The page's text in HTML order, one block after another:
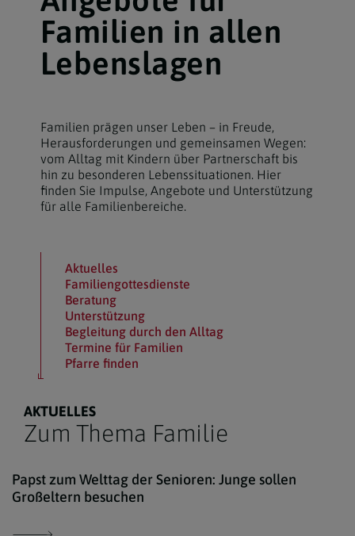
Familien in allen
Lebenslagen
Familien prägen unser Leben – in Freude,
Herausforderungen und gemeinsamen Wegen:
vom Alltag mit Kindern über Partnerschaft bis
hin zu besonderen Lebenssituationen. Hier
finden Sie Impulse, Angebote und Unterstützung
für alle Familienbereiche.
Aktuelles
Familiengottesdienste
Beratung
Unterstützung
Begleitung durch den Alltag
Termine für Familien
Pfarre finden
AKTUELLES
Zum Thema Familie
Papst zum Welttag der Senioren: Junge sollen
Großeltern besuchen